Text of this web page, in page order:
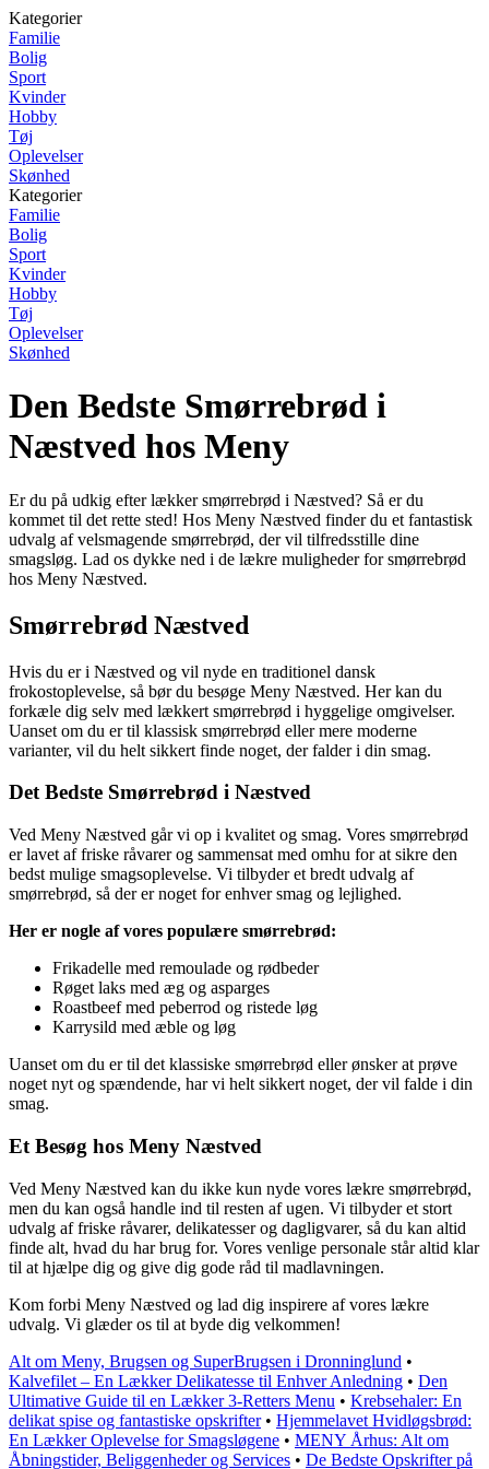
Kategorier
Familie
Bolig
Sport
Kvinder
Hobby
Tøj
Oplevelser
Skønhed
Kategorier
Familie
Bolig
Sport
Kvinder
Hobby
Tøj
Oplevelser
Skønhed
Den Bedste Smørrebrød i
Næstved hos Meny
Er du på udkig efter lækker smørrebrød i Næstved? Så er du
kommet til det rette sted! Hos Meny Næstved finder du et fantastisk
udvalg af velsmagende smørrebrød, der vil tilfredsstille dine
smagsløg. Lad os dykke ned i de lækre muligheder for smørrebrød
hos Meny Næstved.
Smørrebrød Næstved
Hvis du er i Næstved og vil nyde en traditionel dansk
frokostoplevelse, så bør du besøge Meny Næstved. Her kan du
forkæle dig selv med lækkert smørrebrød i hyggelige omgivelser.
Uanset om du er til klassisk smørrebrød eller mere moderne
varianter, vil du helt sikkert finde noget, der falder i din smag.
Det Bedste Smørrebrød i Næstved
Ved Meny Næstved går vi op i kvalitet og smag. Vores smørrebrød
er lavet af friske råvarer og sammensat med omhu for at sikre den
bedst mulige smagsoplevelse. Vi tilbyder et bredt udvalg af
smørrebrød, så der er noget for enhver smag og lejlighed.
Her er nogle af vores populære smørrebrød:
Frikadelle med remoulade og rødbeder
Røget laks med æg og asparges
Roastbeef med peberrod og ristede løg
Karrysild med æble og løg
Uanset om du er til det klassiske smørrebrød eller ønsker at prøve
noget nyt og spændende, har vi helt sikkert noget, der vil falde i din
smag.
Et Besøg hos Meny Næstved
Ved Meny Næstved kan du ikke kun nyde vores lækre smørrebrød,
men du kan også handle ind til resten af ugen. Vi tilbyder et stort
udvalg af friske råvarer, delikatesser og dagligvarer, så du kan altid
finde alt, hvad du har brug for. Vores venlige personale står altid klar
til at hjælpe dig og give dig gode råd til madlavningen.
Kom forbi Meny Næstved og lad dig inspirere af vores lækre
udvalg. Vi glæder os til at byde dig velkommen!
Alt om Meny, Brugsen og SuperBrugsen i Dronninglund •
Kalvefilet – En Lækker Delikatesse til Enhver Anledning • Den
Ultimative Guide til en Lækker 3-Retters Menu • Krebsehaler: En
delikat spise og fantastiske opskrifter• Hjemmelavet Hvidløgsbrød:
En Lækker Oplevelse for Smagsløgene • MENY Århus: Alt om
Åbningstider, Beliggenheder og Services • De Bedste Opskrifter på